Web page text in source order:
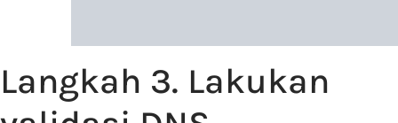
Langkah 3. Lakukan